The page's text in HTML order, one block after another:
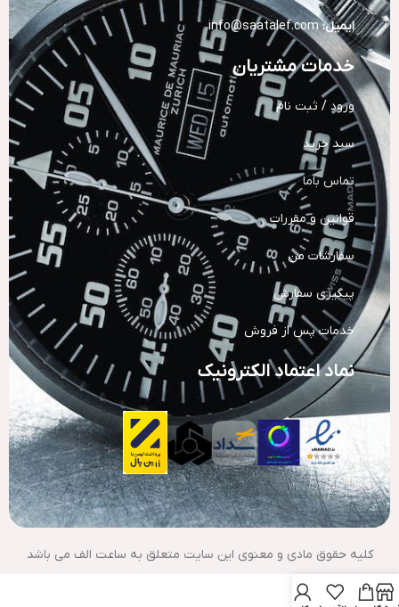
ایمیل: info@saatalef.com
خدمات مشتریان
ورود / ثبت نام
سبد خرید
تماس باما
قوانین و مقررات
سفارشات من
پیگیری سفارش
خدمات پس از فروش
نماد اعتماد الکترونیک
کلیه حقوق مادی و معنوی این سایت متعلق به ساعت الف می باشد